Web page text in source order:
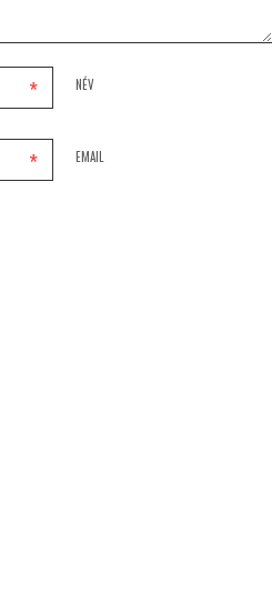
NÉV
*
EMAIL
*